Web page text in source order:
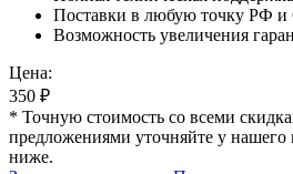
Поставки в любую точку РФ
Возможность увеличения
Цена:
350 ₽
* Точную стоимость со всеми
предложениями уточняйте у
ниже.